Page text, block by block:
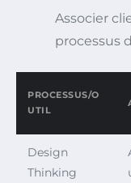
Associer
processus
PROCESSUS/O
UTIL
Design
Thinking